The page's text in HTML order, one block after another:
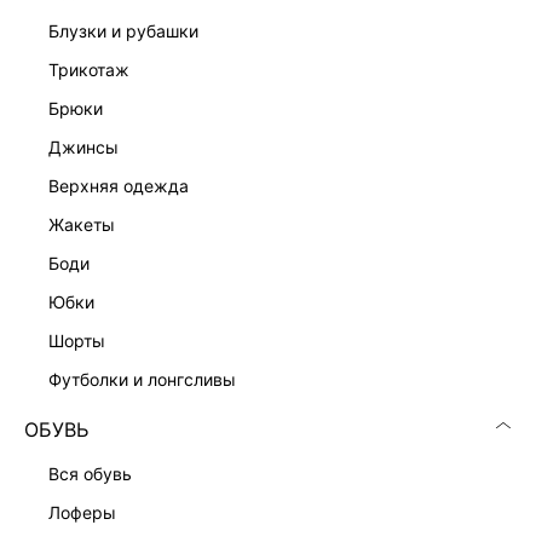
блузки и рубашки
трикотаж
брюки
джинсы
верхняя одежда
жакеты
боди
юбки
шорты
футболки и лонгсливы
ОБУВЬ
вся обувь
лоферы
Скачать
КАТАЛОГ
КОМПАНИЯ
ЛИЧНЫЙ КАБИНЕТ